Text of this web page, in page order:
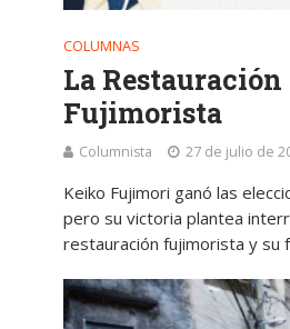
COLUMNAS
La Restauración
Fujimorista
Columnista 27 de julio de
Keiko Fujimori ganó las
pero su victoria plantea
restauración fujimorista y su